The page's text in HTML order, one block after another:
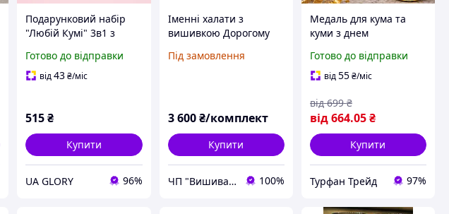
Подарунковий набір
"Любій Кумі" 3в1 з
арабіка та шоколадом |
Оригінальний
Готово до відправки
від43₴/міс
515₴
Купити
UA GLORY 96%
Іменні халати з
вишивкою Дорогому
подарунок кумам
Під замовлення
3 600 ₴/комплект
Купити
ЧП "Вишиванка" 100%
Медаль для кума та
куми з днем
написом | Іменний
подарунок куму або
Готово до відправки
від55₴/міс
від664.05₴
від 699 ₴
Купити
Турфан Трейд 97%